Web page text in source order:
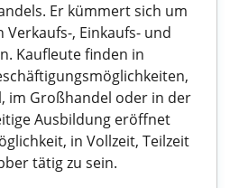
Er kümmert sich um
, Einkaufs- und
Kaufleute finden in
im Großhandel oder in der
Ausbildung eröffnet
in Vollzeit, Teilzeit
tätig zu sein.